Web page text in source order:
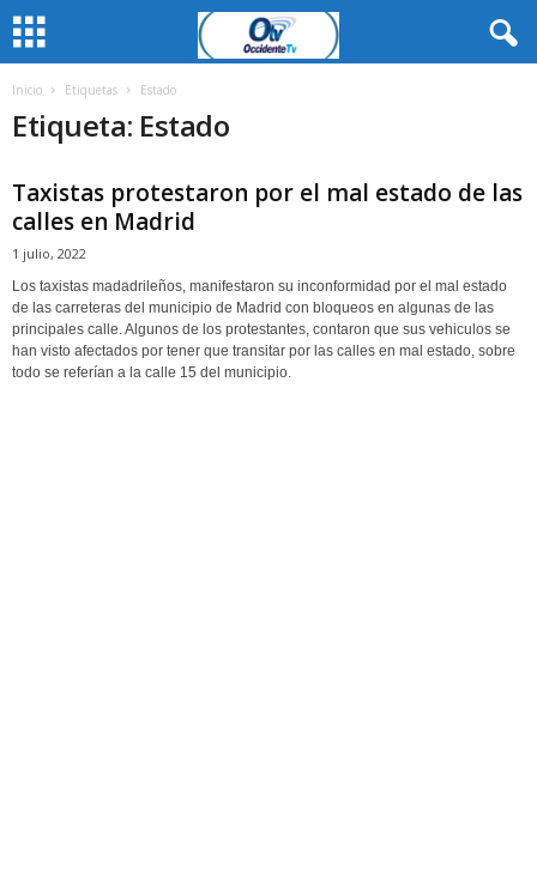
Inicio Etiquetas Estado
Etiqueta: Estado
Taxistas protestaron por el mal estado de las
calles en Madrid
1 julio, 2022
Los taxistas madadrileños, manifestaron su inconformidad por el mal estado
de las carreteras del municipio de Madrid con bloqueos en algunas de las
principales calle. Algunos de los protestantes, contaron que sus vehiculos se
han visto afectados por tener que transitar por las calles en mal estado, sobre
todo se referían a la calle 15 del municipio.